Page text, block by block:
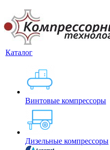
Каталог
Винтовые компрессоры
Дизельные компрессоры